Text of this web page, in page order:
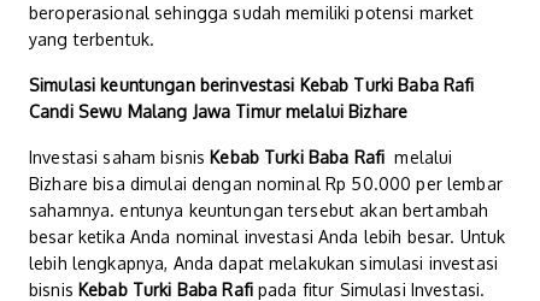
beroperasional sehingga sudah memiliki potensi market
yang terbentuk.
Simulasi keuntungan berinvestasi Kebab Turki Baba Rafi
Candi Sewu Malang Jawa Timurmelalui Bizhare
Investasi saham bisnis Kebab Turki Baba Rafi melalui
Bizhare bisa dimulai dengan nominal Rp 50.000 per lembar
sahamnya. entunya keuntungan tersebut akan bertambah
besar ketika Anda nominal investasi Anda lebih besar. Untuk
lebih lengkapnya, Anda dapat melakukan simulasi investasi
bisnis Kebab Turki Baba Rafipada fitur Simulasi Investasi.